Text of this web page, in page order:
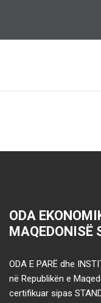
ODA
MAQEDONISË
ODA E PARË dhe
në Republikën e
certifikuar sipas